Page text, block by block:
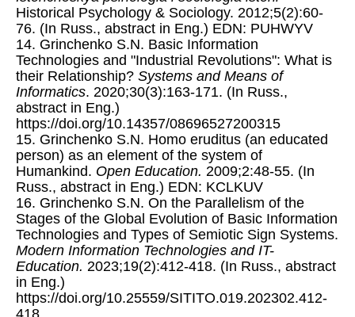
Historical Psychology & Sociology. 2012;5(2):60-
76. (In Russ., abstract in Eng.) EDN: PUHWYV
14. Grinchenko S.N. Basic Information
Technologies and "Industrial Revolutions": What is
their Relationship? Systems and Means of
Informatics. 2020;30(3):163-171. (In Russ.,
abstract in Eng.)
https://doi.org/10.14357/08696527200315
15. Grinchenko S.N. Homo eruditus (an educated
person) as an element of the system of
Humankind. Open Education. 2009;2:48-55. (In
Russ., abstract in Eng.) EDN: KCLKUV
16. Grinchenko S.N. On the Parallelism of the
Stages of the Global Evolution of Basic Information
Technologies and Types of Semiotic Sign Systems.
Modern Information Technologies and IT-
Education. 2023;19(2):412-418. (In Russ., abstract
in Eng.)
https://doi.org/10.25559/SITITO.019.202302.412-